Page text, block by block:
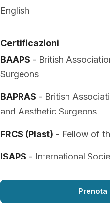
English
Certificazioni
BAAPS - British
Surgeons
BAPRAS - British
and Aesthetic Surgeons
FRCS (Plast) - Fellow of
ISAPS - International
Prenota